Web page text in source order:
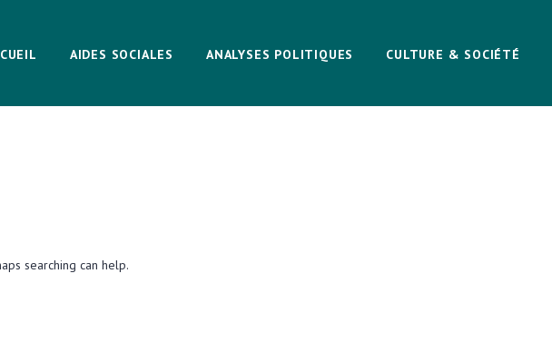
AIDES SOCIALES ANALYSES POLITIQUES CULTURE & SOCIÉTÉ
searching can help.